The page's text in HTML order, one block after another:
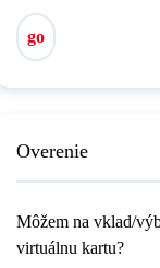
go
Overenie
Môžem na vklad/
virtuálnu kartu?